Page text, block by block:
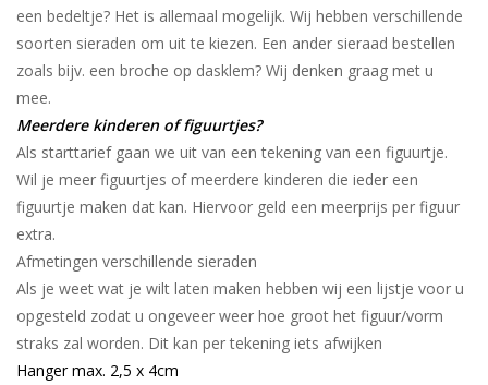
een bedeltje? Het is allemaal mogelijk. Wij hebben verschillende
soorten sieraden om uit te kiezen. Een ander sieraad bestellen
zoals bijv. een broche op dasklem? Wij denken graag met u
mee.
Meerdere kinderen of figuurtjes?
Als starttarief gaan we uit van een tekening van een figuurtje.
Wil je meer figuurtjes of meerdere kinderen die ieder een
figuurtje maken dat kan. Hiervoor geld een meerprijs per figuur
extra.
Afmetingen verschillende sieraden
Als je weet wat je wilt laten maken hebben wij een lijstje voor u
opgesteld zodat u ongeveer weer hoe groot het figuur/vorm
straks zal worden. Dit kan per tekening iets afwijken
Hanger max. 2,5 x 4cm